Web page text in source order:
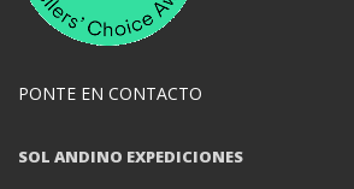
PONTE EN CONTACTO
SOL ANDINO EXPEDICIONES